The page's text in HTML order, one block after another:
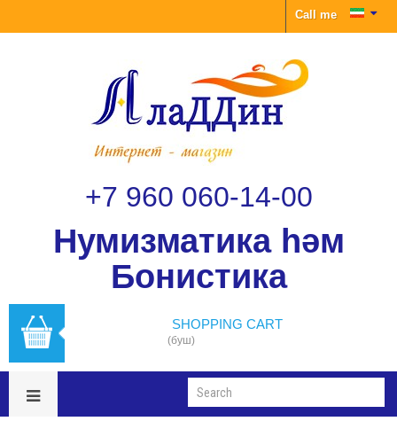
Call me
+7 960 060-14-00
Нумизматика һәм
Бонистика
SHOPPING CART
(буш)